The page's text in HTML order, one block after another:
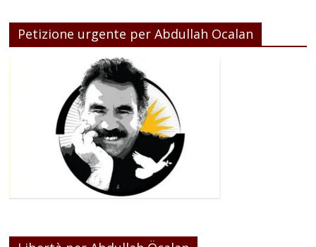
Petizione urgente per Abdullah Ocalan